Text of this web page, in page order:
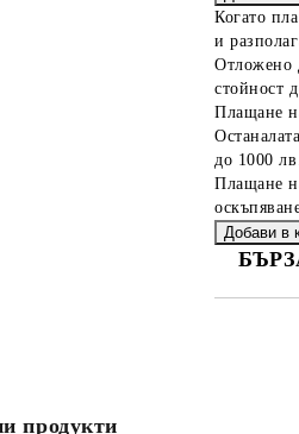
Когато
и
Отложено
стойност
Плащане
до 1000
Плащане
продукти